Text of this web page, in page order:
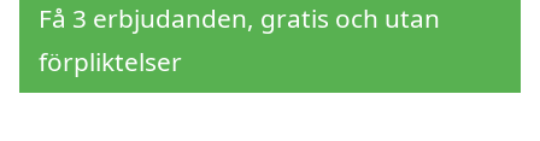
Få 3 erbjudanden, gratis och utan
förpliktelser